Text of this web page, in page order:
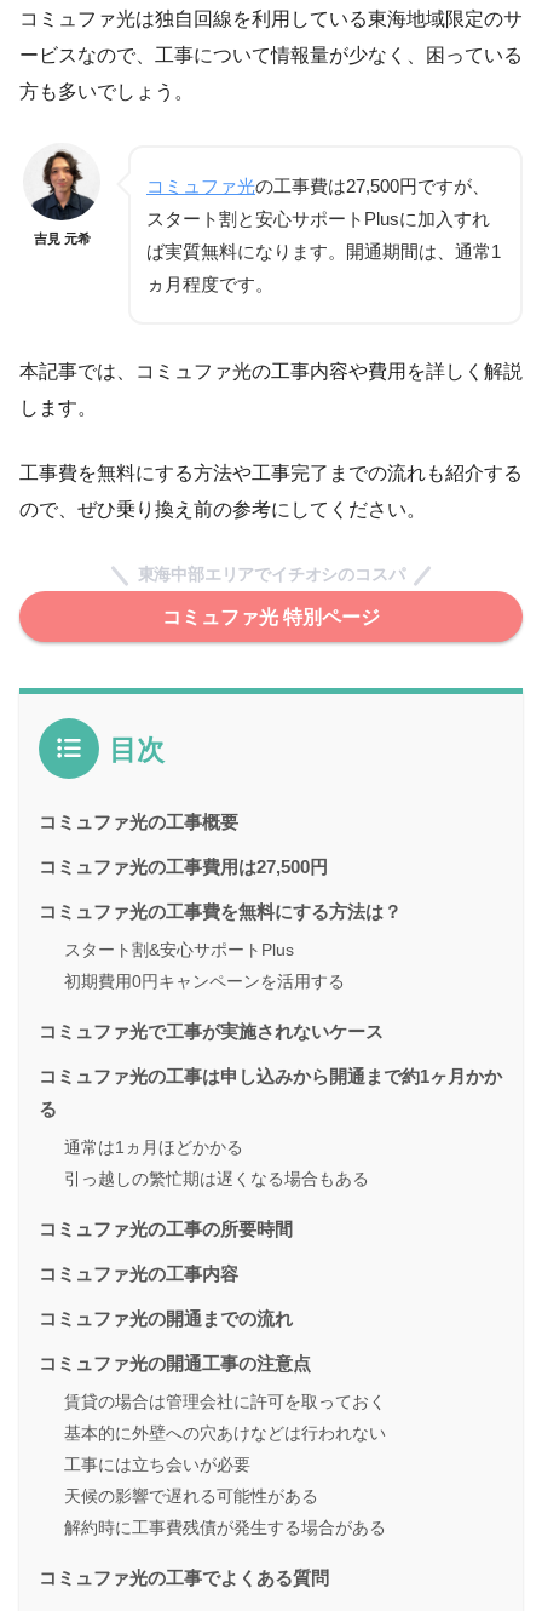
コミュファ光は独自回線を利用している東海地域限定のサ
ービスなので、工事について情報量が少なく、困っている
方も多いでしょう。
吉見 元希
コミュファ光の工事費は27,500円ですが、
スタート割と安心サポートPlusに加入すれ
ば実質無料になります。開通期間は、通常1
ヵ月程度です。
本記事では、コミュファ光の工事内容や費用を詳しく解説
します。
工事費を無料にする方法や工事完了までの流れも紹介する
ので、ぜひ乗り換え前の参考にしてください。
東海中部エリアでイチオシのコスパ
コミュファ光 特別ページ
目次
コミュファ光の工事概要
コミュファ光の工事費用は27,500円
コミュファ光の工事費を無料にする方法は？
スタート割&安心サポートPlus
初期費用0円キャンペーンを活用する
コミュファ光で工事が実施されないケース
コミュファ光の工事は申し込みから開通まで約1ヶ月かか
る
通常は1ヵ月ほどかかる
引っ越しの繁忙期は遅くなる場合もある
コミュファ光の工事の所要時間
コミュファ光の工事内容
コミュファ光の開通までの流れ
コミュファ光の開通工事の注意点
賃貸の場合は管理会社に許可を取っておく
基本的に外壁への穴あけなどは行われない
工事には立ち会いが必要
天候の影響で遅れる可能性がある
解約時に工事費残債が発生する場合がある
コミュファ光の工事でよくある質問